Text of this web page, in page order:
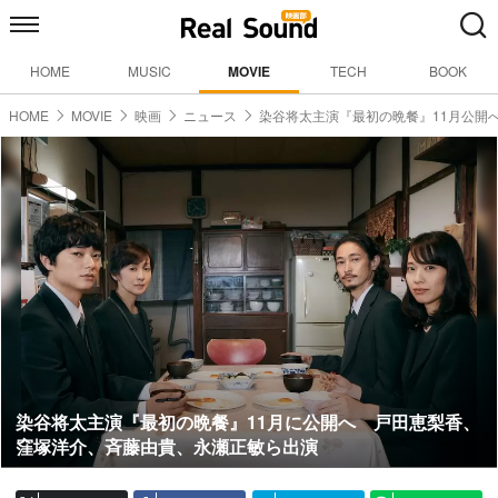
HOME MUSIC MOVIE TECH BOOK
HOME MOVIE 映画 ニュース 染谷将太主演『最初の晩餐』11月公開
染谷将太主演『最初の晩餐』11月に公開へ 戸田恵梨香、
窪塚洋介、斉藤由貴、永瀬正敏ら出演